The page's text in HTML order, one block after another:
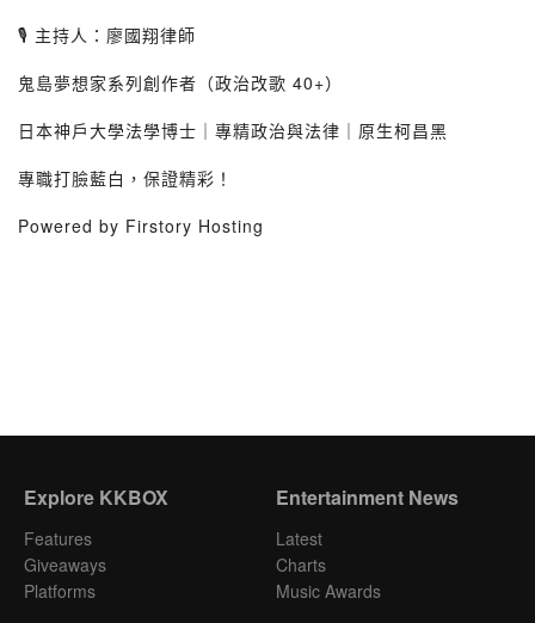
🎙️ 主持人：廖國翔律師
鬼島夢想家系列創作者（政治改歌 40+）
日本神戶大學法學博士｜專精政治與法律｜原生柯昌黑
專職打臉藍白，保證精彩！
Powered by Firstory Hosting
Explore KKBOX
Features
Giveaways
Platforms
Entertainment News
Latest
Charts
Music Awards